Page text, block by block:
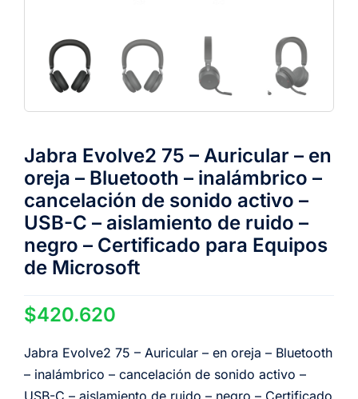
Jabra Evolve2 75 – Auricular – en
oreja – Bluetooth – inalámbrico –
cancelación de sonido activo –
USB-C – aislamiento de ruido –
negro – Certificado para Equipos
de Microsoft
$420.620
Jabra Evolve2 75 – Auricular – en oreja – Bluetooth
– inalámbrico – cancelación de sonido activo –